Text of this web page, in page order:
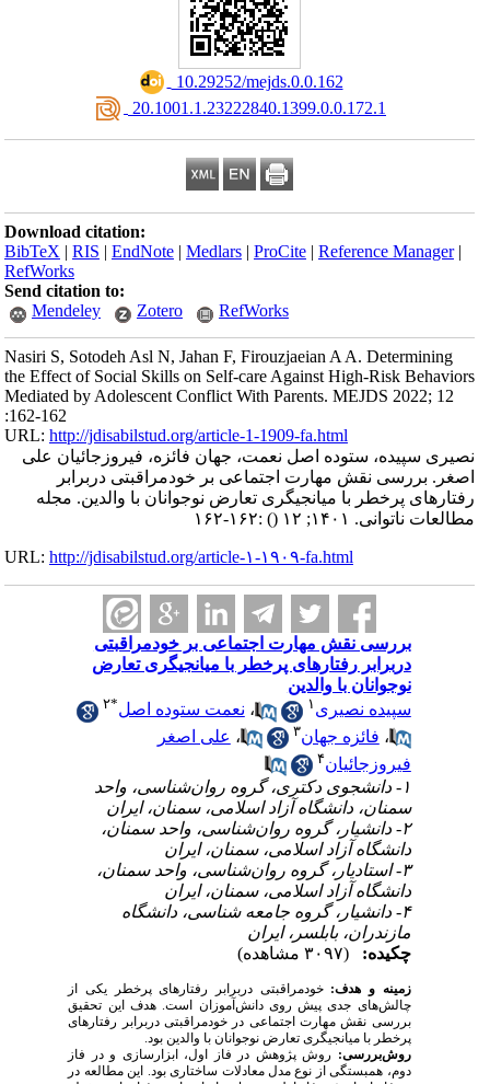
‎ 10.29252/mejds.0.0.162
‎ 20.1001.1.23222840.1399.0.0.172.1
Download citation:
BibTeX |RIS |EndNote |Medlars |ProCite |Reference Manager
RefWorks
Send citation to:
Mendeley
Zotero RefWorks
Nasiri S, Sotodeh Asl N, Jahan F, Firouzjaeian A A. Determining
the Effect of Social Skills on Self-care Against High-Risk Behaviors
Mediated by Adolescent Conflict With Parents. MEJDS 2022; 12
:162-162
URL:http://jdisabilstud.org/article-1-1909-fa.html
نصیری سپیده، ستوده اصل نعمت، جهان فائزه، فیروزجائیان علی
اصغر. بررسی نقش مهارت اجتماعی بر خودمراقبتی دربرابر
رفتارهای پرخطر با میانجیگری تعارض نوجوانان با والدین. مجله
مطالعات ناتوانی. ۱۴۰۱; ۱۲
() :۱۶۲-۱۶۲
URL:http://jdisabilstud.org/article-۱-۱۹۰۹-fa.html
بررسی نقش مهارت اجتماعی بر خودمراقبتی
دربرابر رفتارهای پرخطر با میانجیگری تعارض
نوجوانان با والدین
سپیده نصیری۱ ،نعمت ستوده اصل* ۲
،فائزه جهان ۳ ،علی اصغر
فیروزجائیان ۴
۱- دانشجوی دکتری، گروه روان‌شناسی، واحد
سمنان، دانشگاه آزاد اسلامی، سمنان، ایران
۲- دانشیار، گروه روان‌شناسی، واحد سمنان،
دانشگاه آزاد اسلامی، سمنان، ایران
۳- استادیار، گروه روان‌شناسی، واحد سمنان،
دانشگاه آزاد اسلامی، سمنان، ایران
۴- دانشیار، گروه جامعه شناسی، دانشگاه
مازندران، بابلسر، ایران
چکیده:
زمینه و هدف:خودمراقبتی دربرابر رفتارهای پرخطر یکی از
چالش‌های جدی پیش ‌روی دانش‌آموزان است. هدف این تحقیق
بررسی نقش مهارت اجتماعی در خودمراقبتی دربرابر رفتارهای
پرخطر با میانجیگری تعارض نوجوانان با والدین بود.
روش‌بررسی: روش پژوهش در فاز اول، ابزارسازی و در فاز
دوم، همبستگی از نوع مدل معادلات ساختاری بود.این مطالعه در